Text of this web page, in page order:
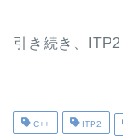
引き続き、
C++ ITP2